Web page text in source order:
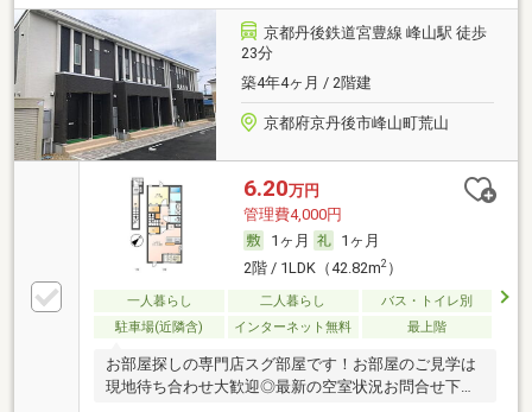
京都丹後鉄道宮豊線 峰山駅 徒歩
23分
築4年4ヶ月 / 2階建
京都府京丹後市峰山町荒山
6.20万円
管理費4,000円
1ヶ月
1ヶ月
2階 / 1LDK（42.82m2）
一人暮らし 二人暮らし
バス・トイレ別
駐車場(近隣含)
インターネット無料 最上階
お部屋探しの専門店スグ部屋です！お部屋のご見学は
現地待ち合わせ大歓迎◎最新の空室状況お問合せ下さ